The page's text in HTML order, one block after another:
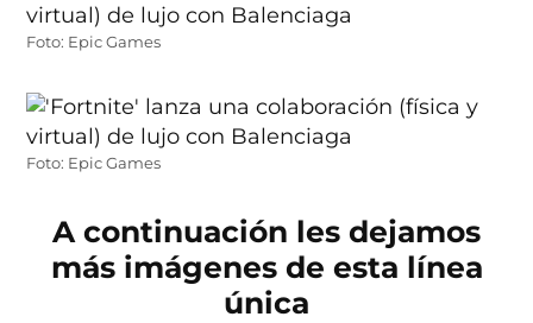
Foto: Epic Games
Foto: Epic Games
A continuación les dejamos
más imágenes de esta línea
única